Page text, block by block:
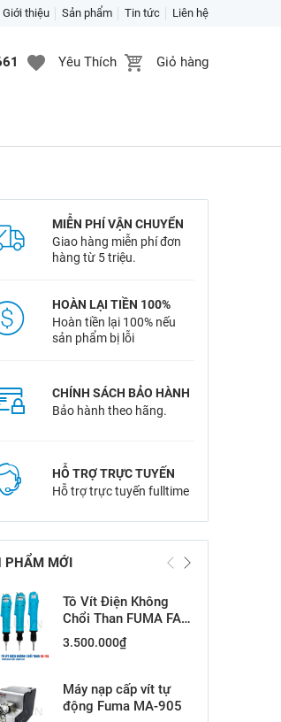
Giới thiệu Sản phẩm Tin tức Liên hệ
Yêu Thích Giỏ hàng
MIỄN PHÍ VẬN CHUYỂN
Giao hàng miễn phí đơn
hàng từ 5 triệu.
HOÀN LẠI TIỀN 100%
Hoàn tiền lại 100% nếu
sản phẩm bị lỗi
CHÍNH SÁCH BẢO HÀNH
Bảo hành theo hãng.
HỖ TRỢ TRỰC TUYẾN
Hỗ trợ trực tuyến fulltime
PHẨM MỚI
Tô Vít Điện Không
Chổi Than FUMA FA-
15L
3.500.000₫
Máy nạp cấp vít tự
động Fuma MA-905